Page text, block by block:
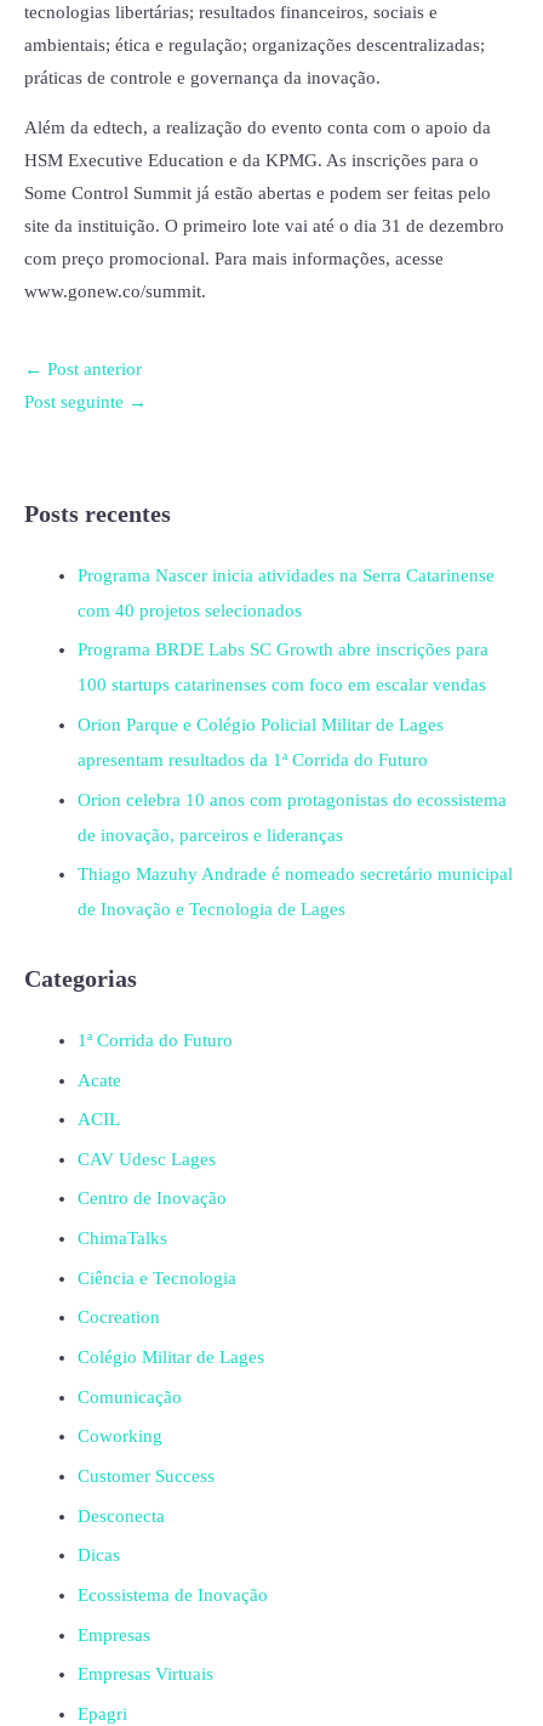
tecnologias libertárias; resultados financeiros, sociais e
ambientais; ética e regulação; organizações descentralizadas;
práticas de controle e governança da inovação.
Além da edtech, a realização do evento conta com o apoio da
HSM Executive Education e da KPMG. As inscrições para o
Some Control Summit já estão abertas e podem ser feitas pelo
site da instituição. O primeiro lote vai até o dia 31 de dezembro
com preço promocional. Para mais informações, acesse
www.gonew.co/summit.
← Post anterior
Post seguinte →
Posts recentes
Programa Nascer inicia atividades na Serra Catarinense
com 40 projetos selecionados
Programa BRDE Labs SC Growth abre inscrições para
100 startups catarinenses com foco em escalar vendas
Orion Parque e Colégio Policial Militar de Lages
apresentam resultados da 1ª Corrida do Futuro
Orion celebra 10 anos com protagonistas do ecossistema
de inovação, parceiros e lideranças
Thiago Mazuhy Andrade é nomeado secretário municipal
de Inovação e Tecnologia de Lages
Categorias
1ª Corrida do Futuro
Acate
ACIL
CAV Udesc Lages
Centro de Inovação
ChimaTalks
Ciência e Tecnologia
Cocreation
Colégio Militar de Lages
Comunicação
Coworking
Customer Success
Desconecta
Dicas
Ecossistema de Inovação
Empresas
Empresas Virtuais
Epagri